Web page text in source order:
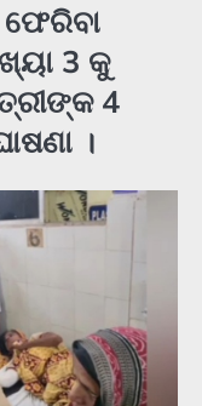
ଫେରିବା
3 କୁ
4
।